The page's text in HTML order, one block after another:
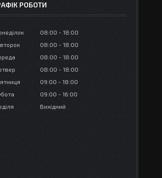
РОБОТИ
08:00
18:00
08:00
18:00
08:00
18:00
08:00
18:00
09:00
18:00
09:00
16:00
Вихідний